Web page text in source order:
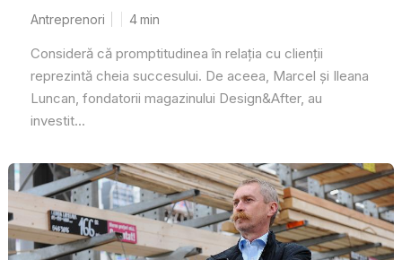
Antreprenori 4min
Consideră că promptitudinea în relația cu clienții
reprezintă cheia succesului. De aceea, Marcel și Ileana
Luncan, fondatorii magazinului Design&After, au
investit...